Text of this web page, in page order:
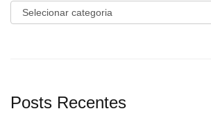
Categorias
Posts Recentes